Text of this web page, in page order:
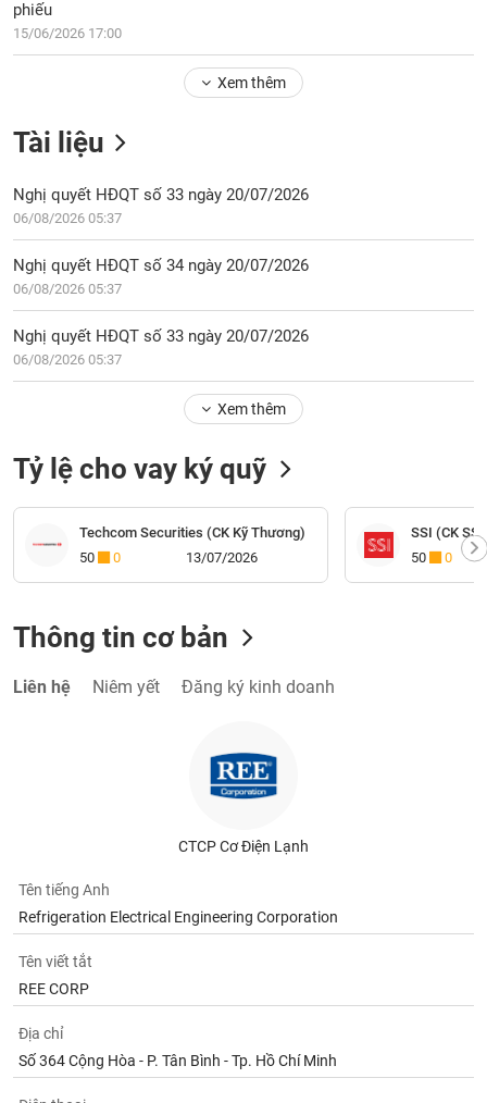
phiếu
15/06/2026 17:00
Xem thêm
Tài liệu
Nghị quyết HĐQT số 33 ngày 20/07/2026
06/08/2026 05:37
Nghị quyết HĐQT số 34 ngày 20/07/2026
06/08/2026 05:37
Nghị quyết HĐQT số 33 ngày 20/07/2026
06/08/2026 05:37
Xem thêm
Tỷ lệ cho vay ký quỹ
Techcom Securities (CK Kỹ Thương)
50
0 13/07/2026
SSI (CK
50
0
Thông tin cơ bản
Liên hệ Niêm yết Đăng ký kinh doanh
CTCP Cơ Điện Lạnh
Tên tiếng Anh
Refrigeration Electrical Engineering Corporation
Tên viết tắt
REE CORP
Địa chỉ
Số 364 Cộng Hòa - P. Tân Bình - Tp. Hồ Chí Minh